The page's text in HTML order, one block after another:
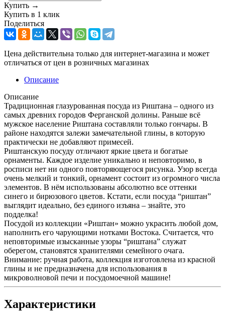
Купить →
Купить в 1 клик
Поделиться
Цена действительна только для интернет-магазина и может
отличаться от цен в розничных магазинах
Описание
Описание
Традиционная глазурованная посуда из Риштана – одного из
самых древних городов Ферганской долины. Раньше всё
мужское население Риштана составляли только гончары. В
районе находятся залежи замечательной глины, в которую
практически не добавляют примесей.
Риштанскую посуду отличают яркие цвета и богатые
орнаменты. Каждое изделие уникально и неповторимо, в
росписи нет ни одного повторяющегося рисунка. Узор всегда
очень мелкий и тонкий, орнамент состоит из огромного числа
элементов. В нём использованы абсолютно все оттенки
синего и бирюзового цветов. Кстати, если посуда “риштан”
выглядит идеально, без единого изъяна – знайте, это
подделка!
Посудой из коллекции «Риштан» можно украсить любой дом,
наполнить его чарующими нотками Востока. Считается, что
неповторимые изысканные узоры “риштана” служат
оберегом, становятся хранителями семейного очага.
Внимание: ручная работа, коллекция изготовлена из красной
глины и не предназначена для использования в
микроволновой печи и посудомоечной машине!
Характеристики